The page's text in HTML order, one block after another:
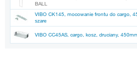
BALL
VIBO CK145, mocowanie frontu do cargo,
szare
VIBO CC45AS, cargo, kosz, druciany,